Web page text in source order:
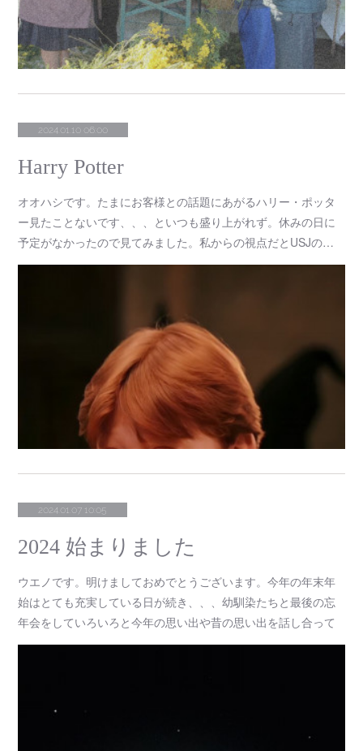
2024.01.10 06:00
Harry Potter
オオハシです。たまにお客様との話題にあがるハリー・ポッタ
ー見たことないです、、、といつも盛り上がれず。休みの日に
予定がなかったので見てみました。私からの視点だとUSJの…
2024.01.07 10:05
2024 始まりました
ウエノです。明けましておめでとうございます。今年の年末年
始はとても充実している日が続き、、、幼馴染たちと最後の忘
年会をしていろいろと今年の思い出や昔の思い出を話し合って